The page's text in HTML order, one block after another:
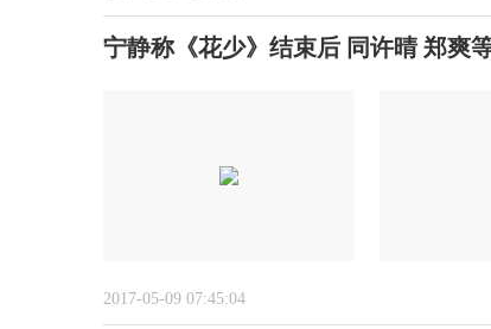
宁静称《花少》结束后 同许晴 郑爽
2017-05-09 07:45:04